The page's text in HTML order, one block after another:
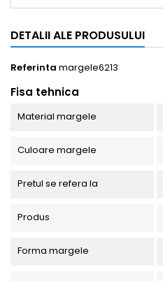
DETALII ALE PRODUSULUI
Referinta margele6213
Fisa tehnica
Material margele
Culoare margele
Pretul se refera la
Produs
Forma margele